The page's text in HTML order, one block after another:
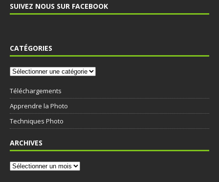
SUIVEZ NOUS SUR FACEBOOK
CATÉGORIES
Téléchargements
Apprendre la Photo
Techniques Photo
ARCHIVES